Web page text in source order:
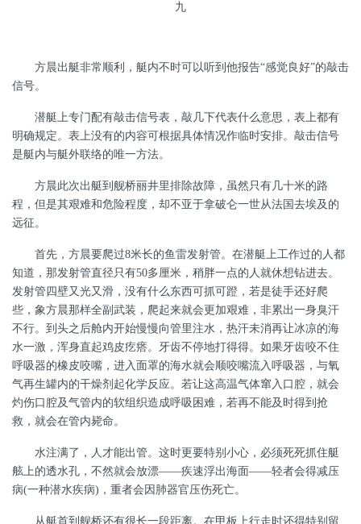
九
方晨出艇非常顺利，艇内不时可以听到他报告“感觉良好”的敲击
信号。
潜艇上专门配有敲击信号表，敲几下代表什么意思，表上都有
明确规定。表上没有的内容可根据具体情况作临时安排。敲击信号
是艇内与艇外联络的唯一方法。
方晨此次出艇到舰桥丽井里排除故障，虽然只有几十米的路
程，但是其艰难和危险程度，却不亚于拿破仑一世从法国去埃及的
远征。
首先，方晨要爬过8米长的鱼雷发射管。在潜艇上工作过的人都
知道，那发射管直径只有50多厘米，稍胖一点的人就休想钻进去。
发射管四壁又光又滑，没有什么东西可抓可蹬，若是徒手还好爬
些，象方晨那样全副武装，爬起来就会更加艰难，非累出一身臭汗
不行。到头之后舱内开始慢慢向管里注水，热汗未消再让冰凉的海
水一激，浑身直起鸡皮疙瘩。牙齿不停地打得得。如果牙齿咬不住
呼吸器的橡皮咬嘴，进入面罩的海水就会顺咬嘴流入呼吸器，与氧
气再生罐内的干燥剂起化学反应。若让这高温气体窜入口腔，就会
灼伤口腔及气管内的软组织造成呼吸困难，若再不能及时得到抢
救，就会在管内毙命。
水注满了，人才能出管。这时更要特别小心，必须死死抓住艇
舷上的透水孔，不然就会放漂——疾速浮出海面——轻者会得减压
病(一种潜水疾病) ，重者会因肺器官压伤死亡。
从艇首到舰桥还有很长一段距离。在甲板上行走时还得特别留